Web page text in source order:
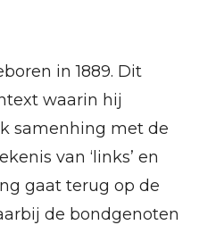
in 1889. Dit
waarin hij
samenhing met de
van ‘links’ en
gaat terug op de
de bondgenoten